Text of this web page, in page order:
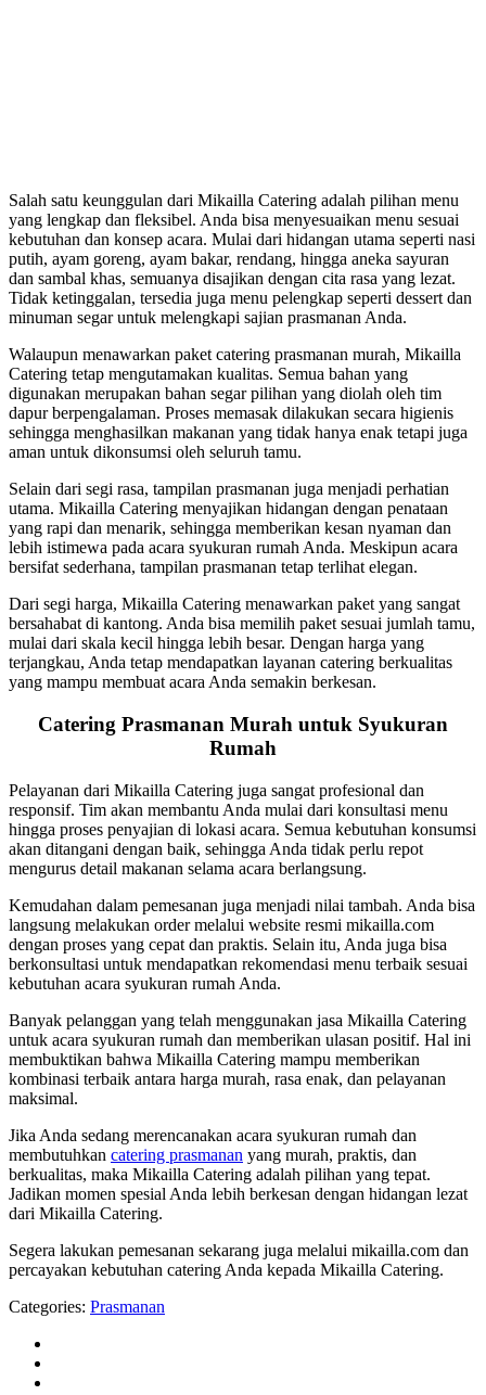
Salah satu keunggulan dari Mikailla Catering adalah pilihan menu
yang lengkap dan fleksibel. Anda bisa menyesuaikan menu sesuai
kebutuhan dan konsep acara. Mulai dari hidangan utama seperti nasi
putih, ayam goreng, ayam bakar, rendang, hingga aneka sayuran
dan sambal khas, semuanya disajikan dengan cita rasa yang lezat.
Tidak ketinggalan, tersedia juga menu pelengkap seperti dessert dan
minuman segar untuk melengkapi sajian prasmanan Anda.
Walaupun menawarkan paket catering prasmanan murah, Mikailla
Catering tetap mengutamakan kualitas. Semua bahan yang
digunakan merupakan bahan segar pilihan yang diolah oleh tim
dapur berpengalaman. Proses memasak dilakukan secara higienis
sehingga menghasilkan makanan yang tidak hanya enak tetapi juga
aman untuk dikonsumsi oleh seluruh tamu.
Selain dari segi rasa, tampilan prasmanan juga menjadi perhatian
utama. Mikailla Catering menyajikan hidangan dengan penataan
yang rapi dan menarik, sehingga memberikan kesan nyaman dan
lebih istimewa pada acara syukuran rumah Anda. Meskipun acara
bersifat sederhana, tampilan prasmanan tetap terlihat elegan.
Dari segi harga, Mikailla Catering menawarkan paket yang sangat
bersahabat di kantong. Anda bisa memilih paket sesuai jumlah tamu,
mulai dari skala kecil hingga lebih besar. Dengan harga yang
terjangkau, Anda tetap mendapatkan layanan catering berkualitas
yang mampu membuat acara Anda semakin berkesan.
Catering Prasmanan Murah untuk Syukuran
Rumah
Pelayanan dari Mikailla Catering juga sangat profesional dan
responsif. Tim akan membantu Anda mulai dari konsultasi menu
hingga proses penyajian di lokasi acara. Semua kebutuhan konsumsi
akan ditangani dengan baik, sehingga Anda tidak perlu repot
mengurus detail makanan selama acara berlangsung.
Kemudahan dalam pemesanan juga menjadi nilai tambah. Anda bisa
langsung melakukan order melalui website resmi mikailla.com
dengan proses yang cepat dan praktis. Selain itu, Anda juga bisa
berkonsultasi untuk mendapatkan rekomendasi menu terbaik sesuai
kebutuhan acara syukuran rumah Anda.
Banyak pelanggan yang telah menggunakan jasa Mikailla Catering
untuk acara syukuran rumah dan memberikan ulasan positif. Hal ini
membuktikan bahwa Mikailla Catering mampu memberikan
kombinasi terbaik antara harga murah, rasa enak, dan pelayanan
maksimal.
Jika Anda sedang merencanakan acara syukuran rumah dan
membutuhkan catering prasmanan yang murah, praktis, dan
berkualitas, maka Mikailla Catering adalah pilihan yang tepat.
Jadikan momen spesial Anda lebih berkesan dengan hidangan lezat
dari Mikailla Catering.
Segera lakukan pemesanan sekarang juga melalui mikailla.com dan
percayakan kebutuhan catering Anda kepada Mikailla Catering.
Categories: Prasmanan